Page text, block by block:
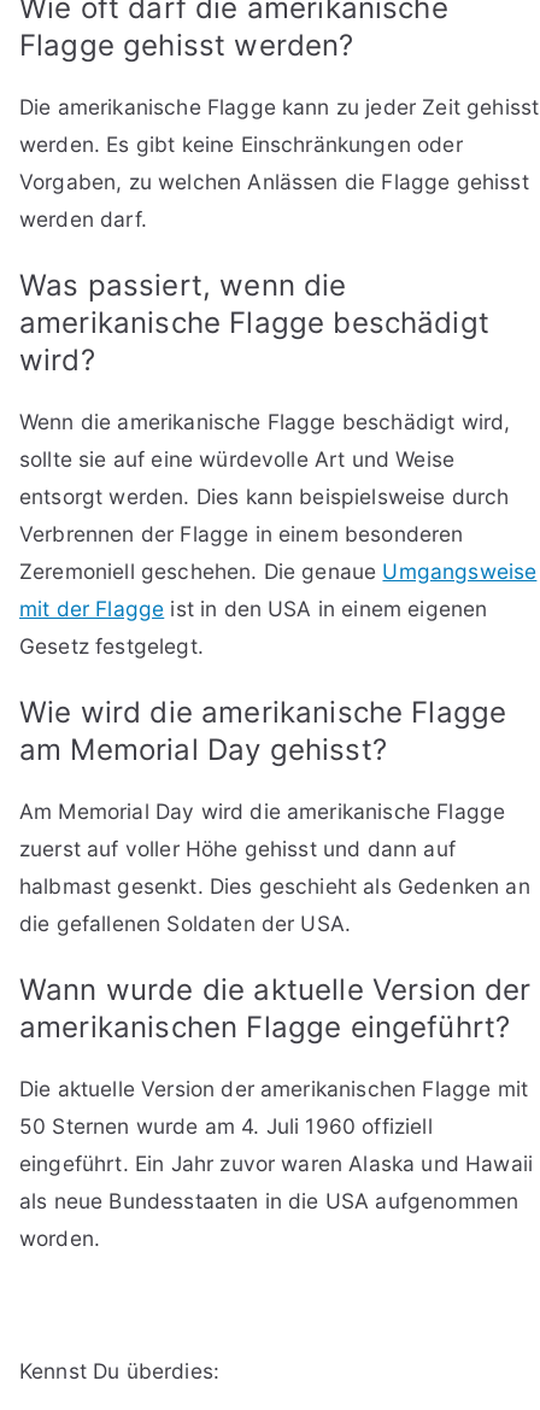
Wie oft darf die amerikanische
Flagge gehisst werden?
Die amerikanische Flagge kann zu jeder Zeit gehisst
werden. Es gibt keine Einschränkungen oder
Vorgaben, zu welchen Anlässen die Flagge gehisst
werden darf.
Was passiert, wenn die
amerikanische Flagge beschädigt
wird?
Wenn die amerikanische Flagge beschädigt wird,
sollte sie auf eine würdevolle Art und Weise
entsorgt werden. Dies kann beispielsweise durch
Verbrennen der Flagge in einem besonderen
Zeremoniell geschehen. Die genaue Umgangsweise
mit der Flagge ist in den USA in einem eigenen
Gesetz festgelegt.
Wie wird die amerikanische Flagge
am Memorial Day gehisst?
Am Memorial Day wird die amerikanische Flagge
zuerst auf voller Höhe gehisst und dann auf
halbmast gesenkt. Dies geschieht als Gedenken an
die gefallenen Soldaten der USA.
Wann wurde die aktuelle Version der
amerikanischen Flagge eingeführt?
Die aktuelle Version der amerikanischen Flagge mit
50 Sternen wurde am 4. Juli 1960 offiziell
eingeführt. Ein Jahr zuvor waren Alaska und Hawaii
als neue Bundesstaaten in die USA aufgenommen
worden.
Kennst Du überdies: